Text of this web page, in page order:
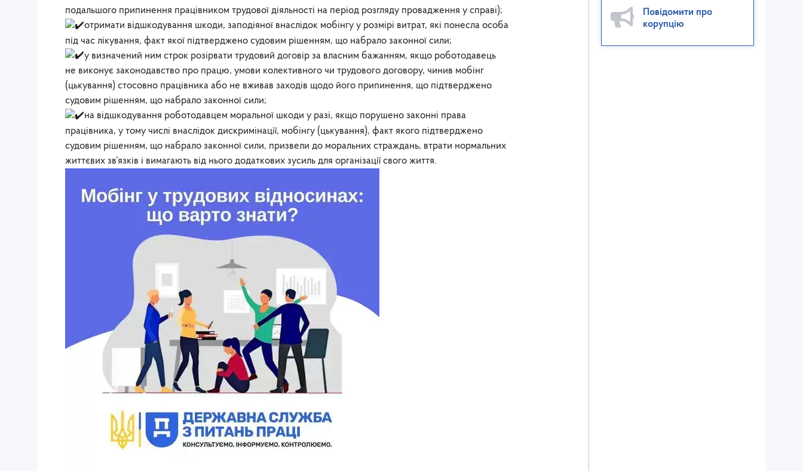
подальшого припинення працівником трудової діяльності на період розгляду провадження у справі);
отримати відшкодування шкоди, заподіяної внаслідок мобінгу у розмірі витрат, які понесла особа
під час лікування, факт якої підтверджено судовим рішенням, що набрало законної сили;
у визначений ним строк розірвати трудовий договір за власним бажанням, якщо роботодавець
не виконує законодавство про працю, умови колективного чи трудового договору, чинив мобінг
(цькування) стосовно працівника або не вживав заходів щодо його припинення, що підтверджено
судовим рішенням, що набрало законної сили;
на відшкодування роботодавцем моральної шкоди у разі, якщо порушено законні права
працівника, у тому числі внаслідок дискримінації, мобінгу (цькування), факт якого підтверджено
судовим рішенням, що набрало законної сили, призвели до моральних страждань, втрати нормальних
життєвих зв’язків і вимагають від нього додаткових зусиль для організації свого життя.
Повідомити про
корупцію